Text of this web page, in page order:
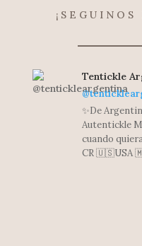
Tentickle
✨De
Autentickle
cuando
CR 🇺🇸USA